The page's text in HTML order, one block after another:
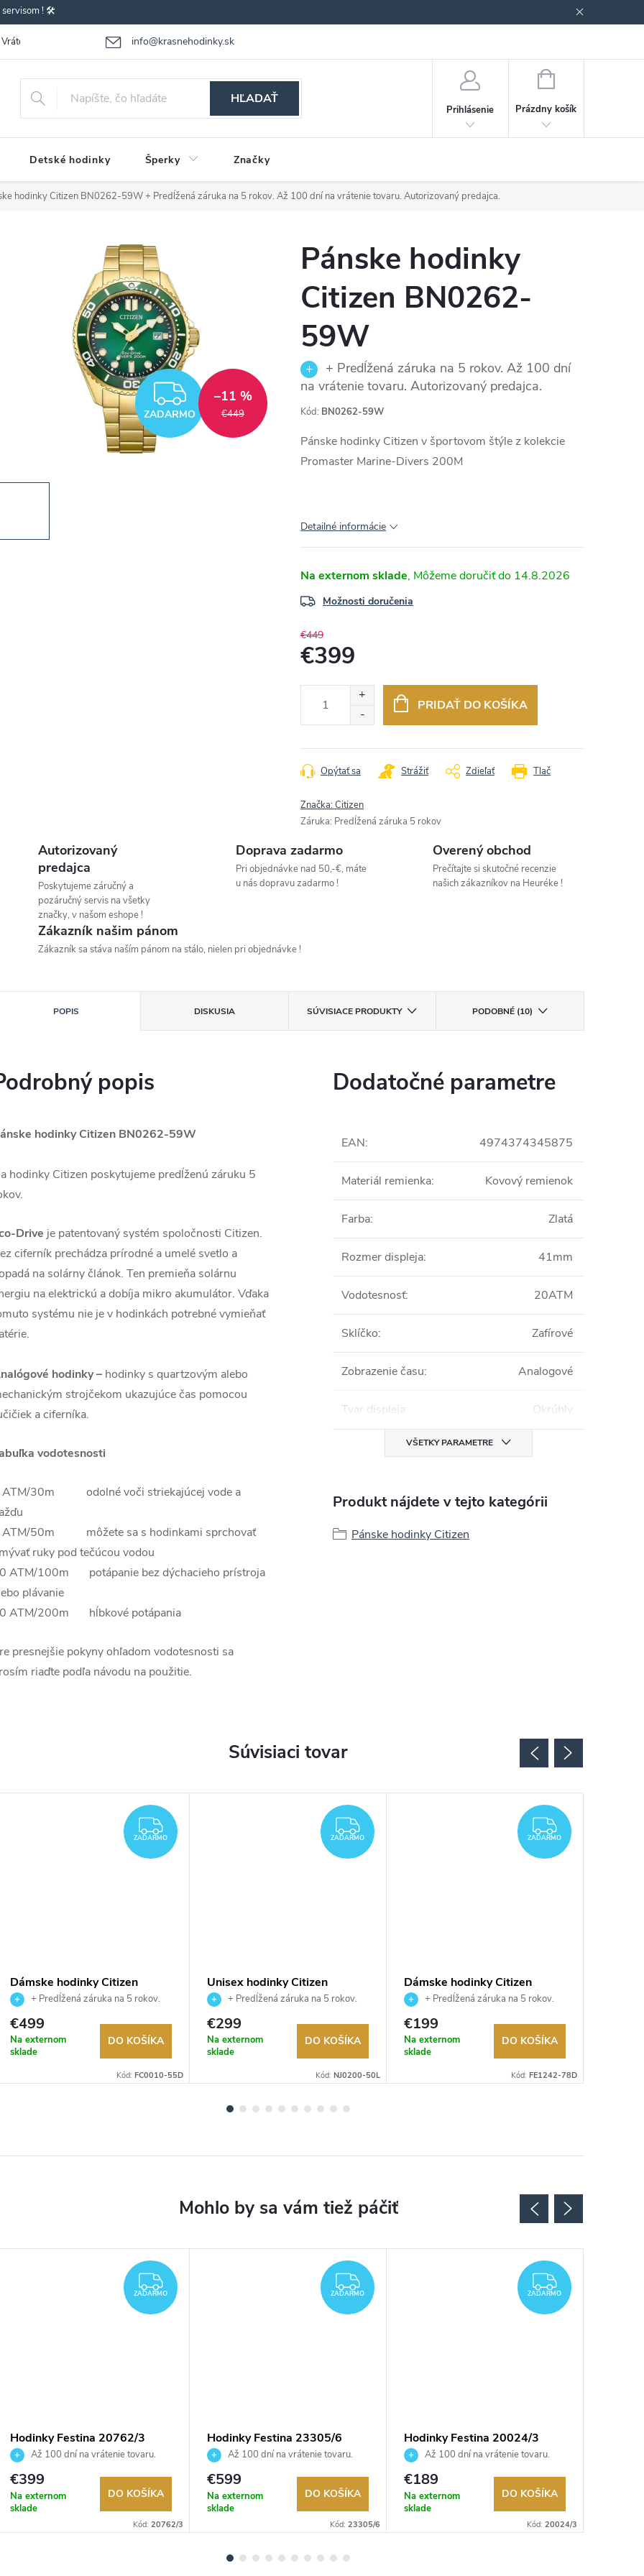
servisom ! 🛠️
info@krasnehodinky.sk
Vrátenie-výmena tovaru Reklamácia tovaru Obchodné podmienky
HĽADAŤ
Prihlásenie
NÁKUPNÝ
Prázdny košík
Detské hodinky Šperky Značky
hodinky Citizen BN0262-59W+ Predĺžená záruka na 5 rokov. Až 100 dní na vrátenie tovaru. Autorizovaný predajca.
ZADARMO
ZADARMO €449
–11 %
Pánske hodinky
Citizen BN0262-
59W
+ Predĺžená záruka na 5 rokov. Až 100 dní
na vrátenie tovaru. Autorizovaný predajca.
Kód: BN0262-59W
Pánske hodinky Citizen v športovom štýle z kolekcie
Promaster Marine-Divers 200M
Detailné informácie
Na externom sklade 14.8.2026
Možnosti doručenia
€449
€399
PRIDAŤ DO KOŠÍKA
Tlač
Opýtať sa Strážiť Zdieľať
Značka:Citizen
Záruka: Predĺžená záruka 5 rokov
Autorizovaný
predajca
Poskytujeme záručný a
pozáručný servis na všetky
značky, v našom eshope !
Doprava zadarmo
Pri objednávke nad 50,-€, máte
u nás dopravu zadarmo !
Overený obchod
Prečítajte si skutočné recenzie
našich zákazníkov na Heuréke !
Zákazník našim pánom
Zákazník sa stáva naším pánom na stálo, nielen pri objednávke !
POPIS DISKUSIA SÚVISIACE PRODUKTY PODOBNÉ (10)
popis
hodinky Citizen BN0262-59W
hodinky Citizen poskytujeme predĺženú záruku 5
Drive je patentovaný systém spoločnosti Citizen.
ciferník prechádza prírodné a umelé svetlo a
na solárny článok. Ten premieňa solárnu
na elektrickú a dobíja mikro akumulátor. Vďaka
systému nie je v hodinkách potrebné vymieňať
hodinky – hodinky s quartzovým alebo
strojčekom ukazujúce čas pomocou
a ciferníka.
vodotesnosti
ATM/30m odolné voči striekajúcej vode a
ATM/50m môžete sa s hodinkami sprchovať
ruky pod tečúcou vodou
ATM/100m potápanie bez dýchacieho prístroja
plávanie
ATM/200m hĺbkové potápania
presnejšie pokyny ohľadom vodotesnosti sa
riaďte podľa návodu na použitie.
Dodatočné parametre
EAN: 4974374345875
Materiál remienka: Kovový remienok
Farba: Zlatá
Rozmer displeja: 41mm
Vodotesnosť: 20ATM
Sklíčko: Zafírové
Zobrazenie času: Analogové
Tvar displeja: Okrúhly
VŠETKY PARAMETRE
Produkt nájdete v tejto kategórii
Pánske hodinky Citizen
Súvisiaci tovar
ZADARMO
ZADARMO
Dámske hodinky Citizen
FC0010-55D
+ Predĺžená záruka na 5 rokov.
Až 100 dní na vrátenie tovaru.
Autorizovaný predajca.
€499
Na externom
sklade
DO KOŠÍKA
Kód: FC0010-55D
ZADARMO
ZADARMO
Unisex hodinky Citizen
NJ0200-50L
+ Predĺžená záruka na 5 rokov.
Až 100 dní na vrátenie tovaru.
Autorizovaný predajca.
€299
Na externom
sklade
DO KOŠÍKA
Kód: NJ0200-50L
ZADARMO
ZADARMO
Dámske hodinky Citizen
FE1242-78D
+ Predĺžená záruka na 5 rokov.
Až 100 dní na vrátenie tovaru.
Autorizovaný predajca.
€199
Na externom
sklade
DO KOŠÍKA
Kód: FE1242-78D
ZADARMO
ZADARMO
Hodinky Festina 20762/3
Až 100 dní na vrátenie tovaru.
Autorizovaný predajca.
€399
Na externom
sklade
DO KOŠÍKA
Kód: 20762/3
ZADARMO
ZADARMO
Hodinky Festina 23305/6
Až 100 dní na vrátenie tovaru.
Autorizovaný predajca.
€599
Na externom
sklade
DO KOŠÍKA
Kód: 23305/6
ZADARMO
ZADARMO
Hodinky Festina 20024/3
Až 100 dní na vrátenie tovaru.
Autorizovaný predajca.
€189
Na externom
sklade
DO KOŠÍKA
Kód: 20024/3